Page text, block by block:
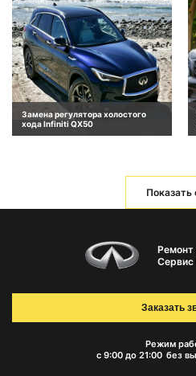
Замена регулятора холостого
хода Infiniti QX50
Показать
Ремонт
Сервис
Режим
с 9:00 до 21:00 без
Заказать